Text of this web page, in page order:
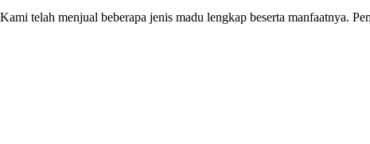
Kami telah menjual beberapa jenis madu lengkap beserta manfaatnya.